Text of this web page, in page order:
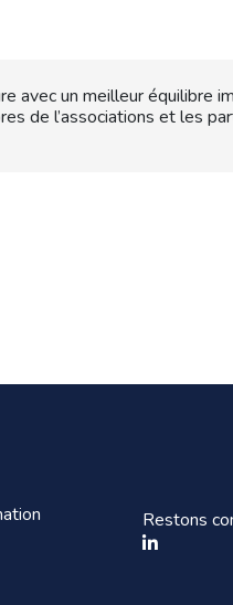
avec un meilleur équilibre
de l’associations et les
Restons